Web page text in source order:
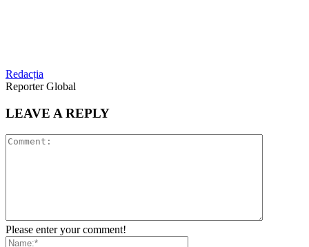
Redacția
Reporter Global
LEAVE A REPLY
Please enter your comment!